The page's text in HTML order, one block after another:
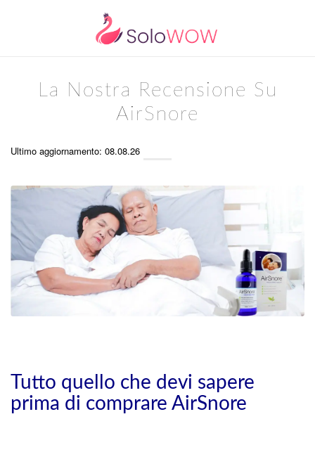
La Nostra Recensione Su
AirSnore
Ultimo aggiornamento: 08.08.26
Tutto quello che devi sapere
prima di comprare AirSnore